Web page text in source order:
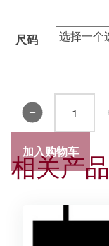
尺码
数
量
加入购物车
相关产品